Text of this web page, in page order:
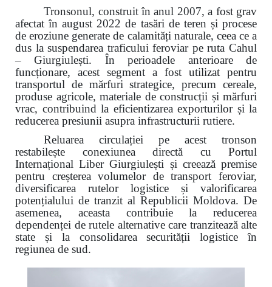
Tronsonul, construit în anul 2007, a fost grav
afectat în august 2022 de tasări de teren și procese
de eroziune generate de calamități naturale, ceea ce a
dus la suspendarea traficului feroviar pe ruta Cahul
– Giurgiulești. În perioadele anterioare de
funcționare, acest segment a fost utilizat pentru
transportul de mărfuri strategice, precum cereale,
produse agricole, materiale de construcții și mărfuri
vrac, contribuind la eficientizarea exporturilor și la
reducerea presiunii asupra infrastructurii rutiere.
Reluarea circulației pe acest tronson
restabilește conexiunea directă cu Portul
Internațional Liber Giurgiulești și creează premise
pentru creșterea volumelor de transport feroviar,
diversificarea rutelor logistice și valorificarea
potențialului de tranzit al Republicii Moldova. De
asemenea, aceasta contribuie la reducerea
dependenței de rutele alternative care tranzitează alte
state și la consolidarea securității logistice în
regiunea de sud.